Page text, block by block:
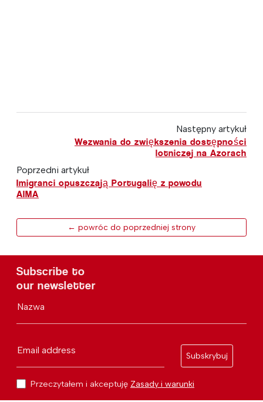
Następny artykuł
Wezwania do zwiększenia dostępności
lotniczej na Azorach
Poprzedni artykuł
Imigranci opuszczają Portugalię z powodu
AIMA
← powróc do poprzedniej strony
Subscribe to
our newsletter
Nazwa
Email address
Subskrybuj
Przeczytałem i akceptuję Zasady i warunki